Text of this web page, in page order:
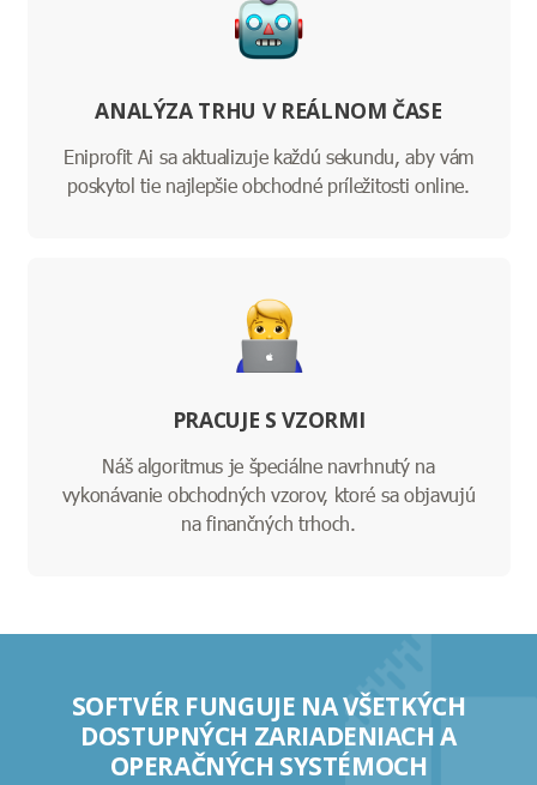
ANALÝZA TRHU V REÁLNOM ČASE
Eniprofit Ai sa aktualizuje každú sekundu, aby vám
poskytol tie najlepšie obchodné príležitosti online.
PRACUJE S VZORMI
Náš algoritmus je špeciálne navrhnutý na
vykonávanie obchodných vzorov, ktoré sa objavujú
na finančných trhoch.
SOFTVÉR FUNGUJE NA VŠETKÝCH
DOSTUPNÝCH ZARIADENIACH A
OPERAČNÝCH SYSTÉMOCH